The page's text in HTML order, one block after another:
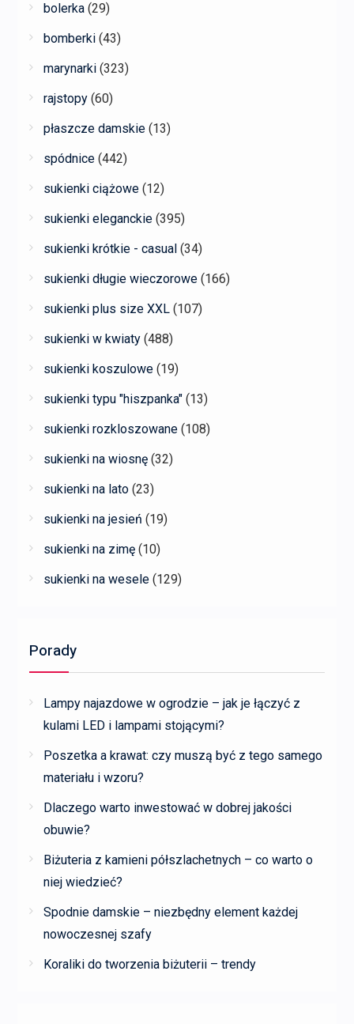
bolerka (29)
bomberki (43)
marynarki (323)
rajstopy (60)
płaszcze damskie (13)
spódnice (442)
sukienki ciążowe (12)
sukienki eleganckie (395)
sukienki krótkie - casual (34)
sukienki długie wieczorowe (166)
sukienki plus size XXL (107)
sukienki w kwiaty (488)
sukienki koszulowe (19)
sukienki typu "hiszpanka" (13)
sukienki rozkloszowane (108)
sukienki na wiosnę (32)
sukienki na lato (23)
sukienki na jesień (19)
sukienki na zimę (10)
sukienki na wesele (129)
Porady
Lampy najazdowe w ogrodzie – jak je łączyć z
kulami LED i lampami stojącymi?
Poszetka a krawat: czy muszą być z tego samego
materiału i wzoru?
Dlaczego warto inwestować w dobrej jakości
obuwie?
Biżuteria z kamieni półszlachetnych – co warto o
niej wiedzieć?
Spodnie damskie – niezbędny element każdej
nowoczesnej szafy
Koraliki do tworzenia biżuterii – trendy